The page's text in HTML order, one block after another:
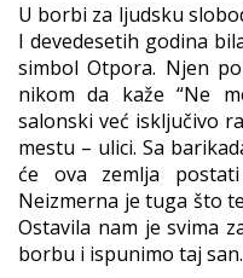
U borbi za ljudsku
I devedesetih godina
simbol Otpora. Njen
nikom da kaže “Ne
salonski već isključivo
mestu – ulici. Sa
će ova zemlja
Neizmerna je tuga što
Ostavila nam je svima
borbu i ispunimo taj san.